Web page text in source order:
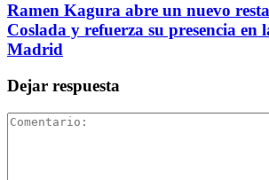
Ramen Kagura abre un nuevo
Coslada y refuerza su presencia en
Madrid
Dejar respuesta